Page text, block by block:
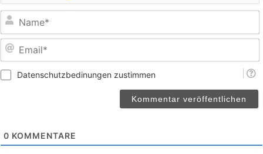
Datenschutzbedinungen zustimmen
0 KOMMENTARE